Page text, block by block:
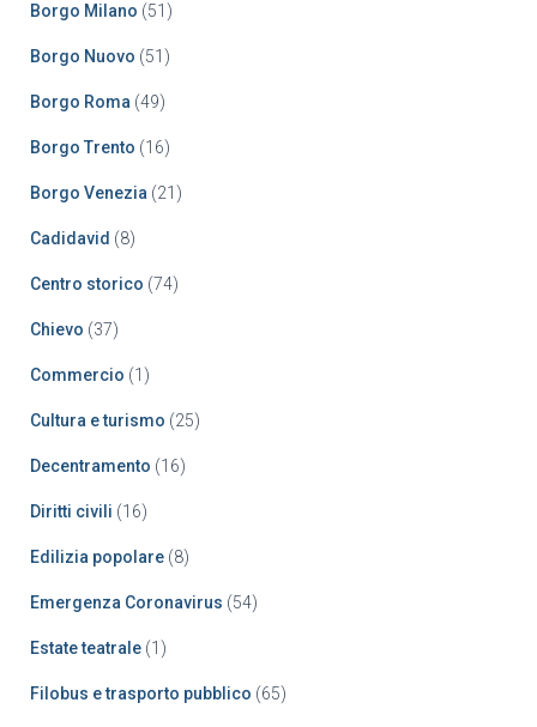
Borgo Milano (51)
Borgo Nuovo (51)
Borgo Roma (49)
Borgo Trento (16)
Borgo Venezia (21)
Cadidavid (8)
Centro storico (74)
Chievo (37)
Commercio (1)
Cultura e turismo (25)
Decentramento (16)
Diritti civili (16)
Edilizia popolare (8)
Emergenza Coronavirus (54)
Estate teatrale (1)
Filobus e trasporto pubblico (65)